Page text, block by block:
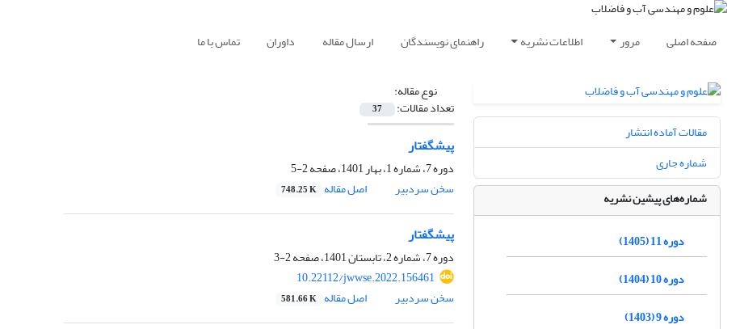
صفحه اصلی مرور اطلاعات نشریه راهنمای نویسندگان ارسال مقاله داوران تماس با ما
نوع مقاله:
تعداد مقالات: 37
پیشگفتار
دوره 7، شماره 1، بهار 1401، صفحه
2-5
سخن سردبیر
اصل مقاله 748.25 K
پیشگفتار
دوره 7، شماره 2، تابستان 1401، صفحه
2-3
10.22112/jwwse.2022.156461
سخن سردبیر
اصل مقاله 581.66 K
مقالات آماده انتشار
شماره جاری
شماره‌های پیشین نشریه
دوره 11 (1405)
دوره 10 (1404)
دوره 9 (1403)